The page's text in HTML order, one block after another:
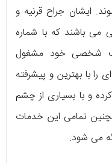
ایشان جراح قرنیه و
باشند که با شماره
اداراه مطب شخصی خود مشغول
با بهترین و پیشرفته
و با بسیاری از چشم
تمامی این خدمات
می شود.